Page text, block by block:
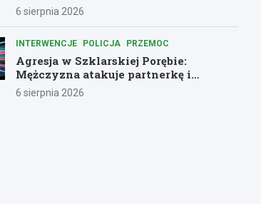
6 sierpnia 2026
INTERWENCJE POLICJA PRZEMOC
Agresja w Szklarskiej Porębie:
Mężczyzna atakuje partnerkę i
policjantów butelką
6 sierpnia 2026